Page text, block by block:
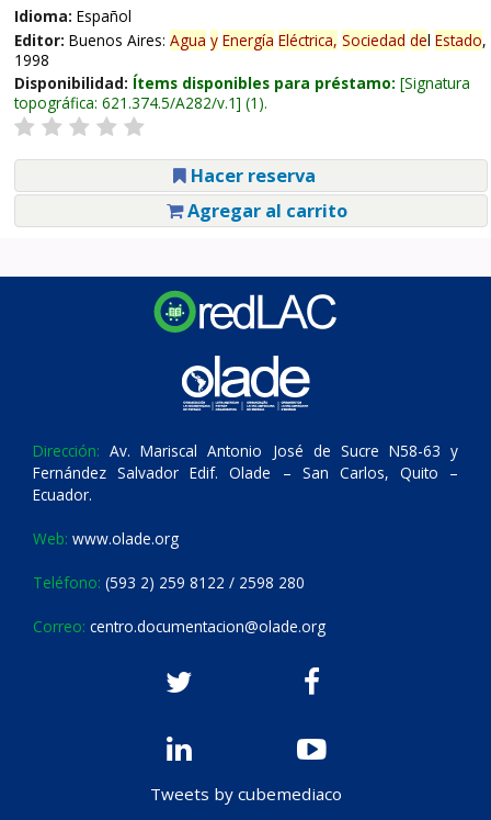
Idioma: Español
Editor: Buenos Aires: Agua y Energía Eléctrica, Sociedad del Estado,
1998
Disponibilidad: Ítems disponibles para préstamo: Signatura
topográfica: 621.374.5/A282/v.1 (1).
Hacer reserva
Agregar al carrito
Dirección: Av. Mariscal Antonio José de Sucre N58-63 y
Fernández Salvador Edif. Olade – San Carlos, Quito –
Ecuador.
Web: www.olade.org
Teléfono: (593 2) 259 8122 / 2598 280
Correo: centro.documentacion@olade.org
Tweets by cubemediaco